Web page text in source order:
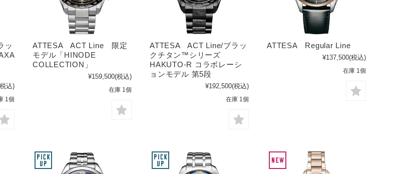
ッ
込)
1個
ATTESA ACT Line 限定
モデル「HINODE
COLLECTION」
¥159,500(税込)
在庫 1個
ATTESA ACT Line/ブラッ
クチタン™シリーズ
HAKUTO-R コラボレーシ
ョンモデル 第5段
¥192,500(税込)
在庫 1個
ATTESA Regular Line
¥137,500(税込)
在庫 1個